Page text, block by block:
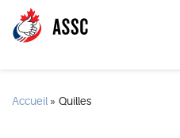
Accueil » Quilles